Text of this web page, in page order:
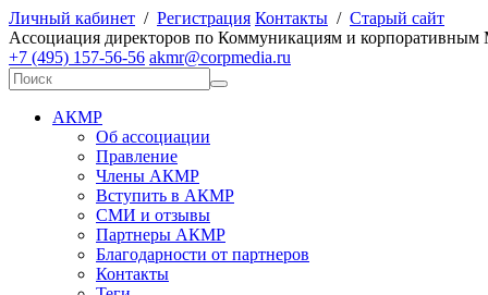
Личный кабинет / Регистрация Контакты / Старый сайт
Ассоциация директоров по Коммуникациям и корпоративным
+7 (495) 157-56-56 akmr@corpmedia.ru
АКМР
Об ассоциации
Правление
Члены АКМР
Вступить в АКМР
СМИ и отзывы
Партнеры АКМР
Благодарности от партнеров
Контакты